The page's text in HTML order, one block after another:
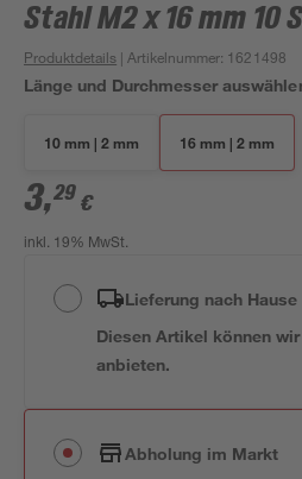
Stahl M2 x 16 mm 10
Produktdetails | Artikelnummer: 1621498
Länge und Durchmesser
10 mm | 2 mm 16 mm | 2 mm
3,29 €
inkl. 19% MwSt.
Lieferung nach Hause
Diesen Artikel können
anbieten.
Abholung im Markt